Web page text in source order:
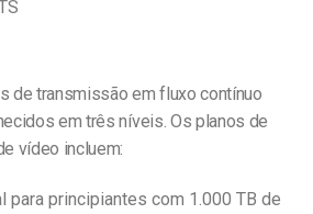
de transmissão em fluxo contínuo
em três níveis. Os planos de
vídeo incluem:
para principiantes com 1.000 TB de